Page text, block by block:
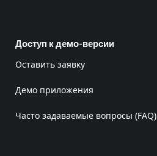
Доступ к демо-версии
Оставить заявку
Демо приложения
Часто задаваемые вопросы (FAQ)